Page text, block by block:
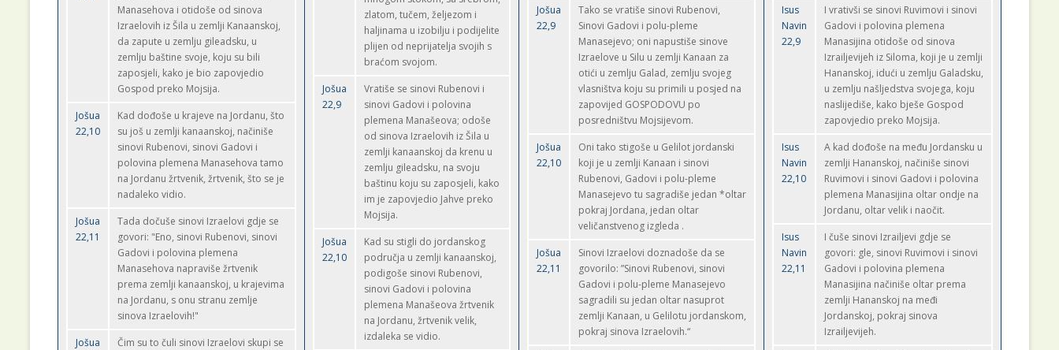
Manasehova i otidoše od sinova
Izraelovih iz Šila u zemlji Kanaanskoj,
da zapute u zemlju gileadsku, u
zemlju baštine svoje, koju su bili
zaposjeli, kako je bio zapovjedio
Gospod preko Mojsija.
Jošua
22,10
Kad dođoše u krajeve na Jordanu, što
su još u zemlji kanaanskoj, načiniše
sinovi Rubenovi, sinovi Gadovi i
polovina plemena Manasehova tamo
na Jordanu žrtvenik, žrtvenik, što se je
nadaleko vidio.
Jošua
22,11
Tada dočuše sinovi Izraelovi gdje se
govori: "Eno, sinovi Rubenovi, sinovi
Gadovi i polovina plemena
Manasehova napraviše žrtvenik
prema zemlji kanaanskoj, u krajevima
na Jordanu, s onu stranu zemlje
sinova Izraelovih!"
Jošua
Čim su to čuli sinovi Izraelovi skupi se
zlatom, tučem, željezom i
haljinama u izobilju i podijelite
plijen od neprijatelja svojih s
braćom svojom.
Jošua
22,9
Vratiše se sinovi Rubenovi i
sinovi Gadovi i polovina
plemena Manašeova; odoše
od sinova Izraelovih iz Šila u
zemlji kanaanskoj da krenu u
zemlju gileadsku, na svoju
baštinu koju su zaposjeli, kako
im je zapovjedio Jahve preko
Mojsija.
Jošua
22,10
Kad su stigli do jordanskog
područja u zemlji kanaanskoj,
podigoše sinovi Rubenovi,
sinovi Gadovi i polovina
plemena Manašeova žrtvenik
na Jordanu, žrtvenik velik,
izdaleka se vidio.
Jošua
22,9
Tako se vratiše sinovi Rubenovi,
Sinovi Gadovi i polu-pleme
Manasejevo; oni napustiše sinove
Izraelove u Silu u zemlji Kanaan za
otići u zemlju Galad, zemlju svojeg
vlasništva koju su primili u posjed na
zapovijed GOSPODOVU po
posredništvu Mojsijevom.
Jošua
22,10
Oni tako stigoše u Gelilot jordanski
koji je u zemlji Kanaan i sinovi
Rubenovi, Gadovi i polu-pleme
Manasejevo tu sagradiše jedan *oltar
pokraj Jordana, jedan oltar
veličanstvenog izgleda .
Jošua
22,11
Sinovi Izraelovi doznadoše da se
govorilo: ”Sinovi Rubenovi, sinovi
Gadovi i polu-pleme Manasejevo
sagradili su jedan oltar nasuprot
zemlji Kanaan, u Gelilotu jordanskom,
pokraj sinova Izraelovih.“
Isus
Navin
22,9
I vrativši se sinovi Ruvimovi i sinovi
Gadovi i polovina plemena
Manasijina otidoše od sinova
Izrailjevijeh iz Siloma, koji je u zemlji
Hananskoj, idući u zemlju Galadsku,
u zemlju našljedstva svojega, koju
naslijediše, kako bješe Gospod
zapovjedio preko Mojsija.
Isus
Navin
22,10
A kad dođoše na među Jordansku u
zemlji Hananskoj, načiniše sinovi
Ruvimovi i sinovi Gadovi i polovina
plemena Manasijina oltar ondje na
Jordanu, oltar velik i naočit.
Isus
Navin
22,11
I čuše sinovi Izrailjevi gdje se
govori: gle, sinovi Ruvimovi i sinovi
Gadovi i polovina plemena
Manasijina načiniše oltar prema
zemlji Hananskoj na međi
Jordanskoj, pokraj sinova
Izrailjevijeh.